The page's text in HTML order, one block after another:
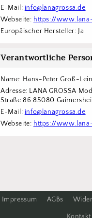
E-Mail: info@lanagrossa.de
Webseite: https://
Europäischer Hersteller: Ja
Verantwortliche
Name: Hans-Peter Groß-
Adresse: LANA GROSSA
Straße 86 85080
E-Mail: info@lanagrossa.de
Webseite: https://
Impressum AGBs